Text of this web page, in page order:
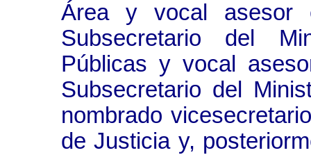
Área y vocal asesor
Subsecretario del
Públicas y vocal
Subsecretario del
nombrado
de Justicia y,